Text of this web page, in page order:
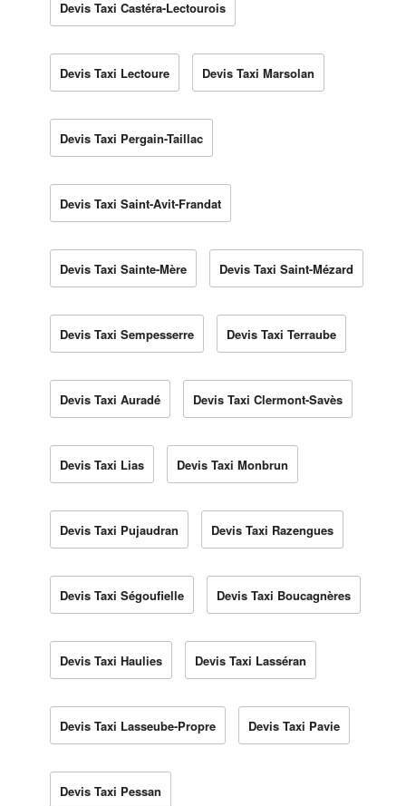
Devis Taxi Castéra-Lectourois
Devis Taxi Lectoure Devis Taxi Marsolan
Devis Taxi Pergain-Taillac
Devis Taxi Saint-Avit-Frandat
Devis Taxi Sainte-Mère Devis Taxi Saint-Mézard
Devis Taxi Sempesserre Devis Taxi Terraube
Devis Taxi Auradé Devis Taxi Clermont-Savès
Devis Taxi Lias Devis Taxi Monbrun
Devis Taxi Pujaudran Devis Taxi Razengues
Devis Taxi Ségoufielle Devis Taxi Boucagnères
Devis Taxi Haulies Devis Taxi Lasséran
Devis Taxi Lasseube-Propre Devis Taxi Pavie
Devis Taxi Pessan